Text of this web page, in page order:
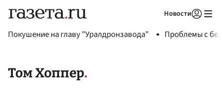
Новости
Покушение на главу "Уралдронзавода" Проблемы с
Том Хоппер